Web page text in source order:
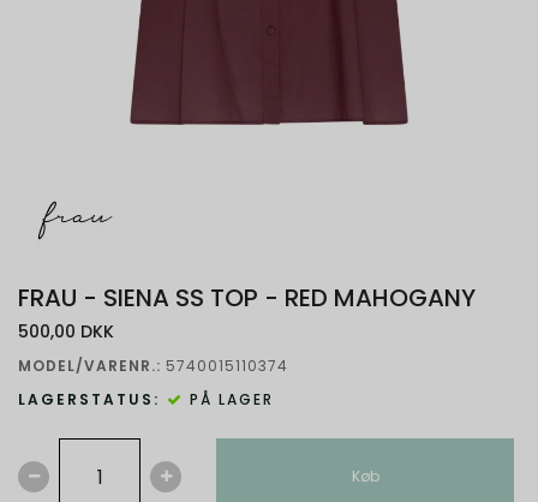
FRAU - SIENA SS TOP - RED MAHOGANY
500,00 DKK
MODEL/VARENR.: 5740015110374
LAGERSTATUS:
PÅ LAGER
Køb